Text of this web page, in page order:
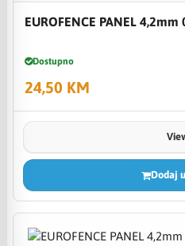
EUROFENCE PANEL 4,2mm
Dostupno
24,50 KM
Dodaj